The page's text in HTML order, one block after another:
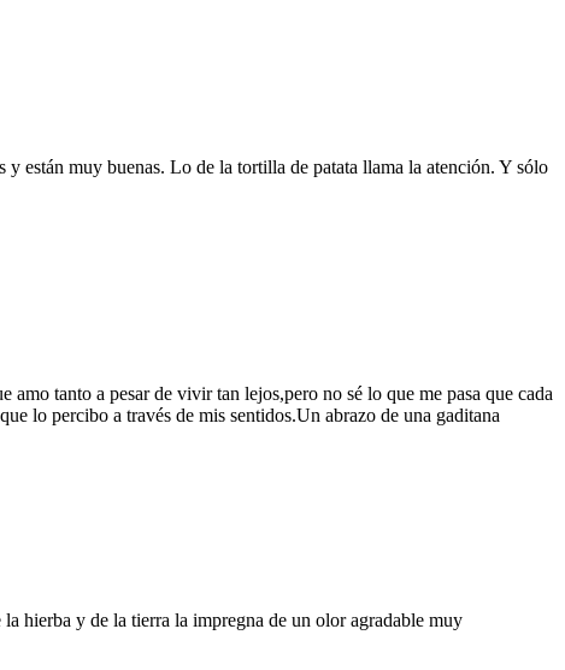
están muy buenas. Lo de la tortilla de patata llama la atención. Y sólo
tanto a pesar de vivir tan lejos,pero no sé lo que me pasa que cada
lo percibo a través de mis sentidos.Un abrazo de una gaditana
hierba y de la tierra la impregna de un olor agradable muy